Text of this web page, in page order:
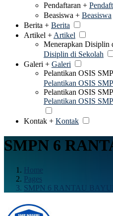
Pendaftaran +
Beasiswa + Beasiswa
Berita + Berita
Artikel + Artikel
Menerapkan Disiplin
Disiplin di Sekolah
Galeri + Galeri
Pelantikan OSIS
Pelantikan OSIS
Pelantikan OSIS
Pelantikan OSIS
Kontak + Kontak
SMPN 6
Home
Pages
SMPN 6 RANTAU BAYUR